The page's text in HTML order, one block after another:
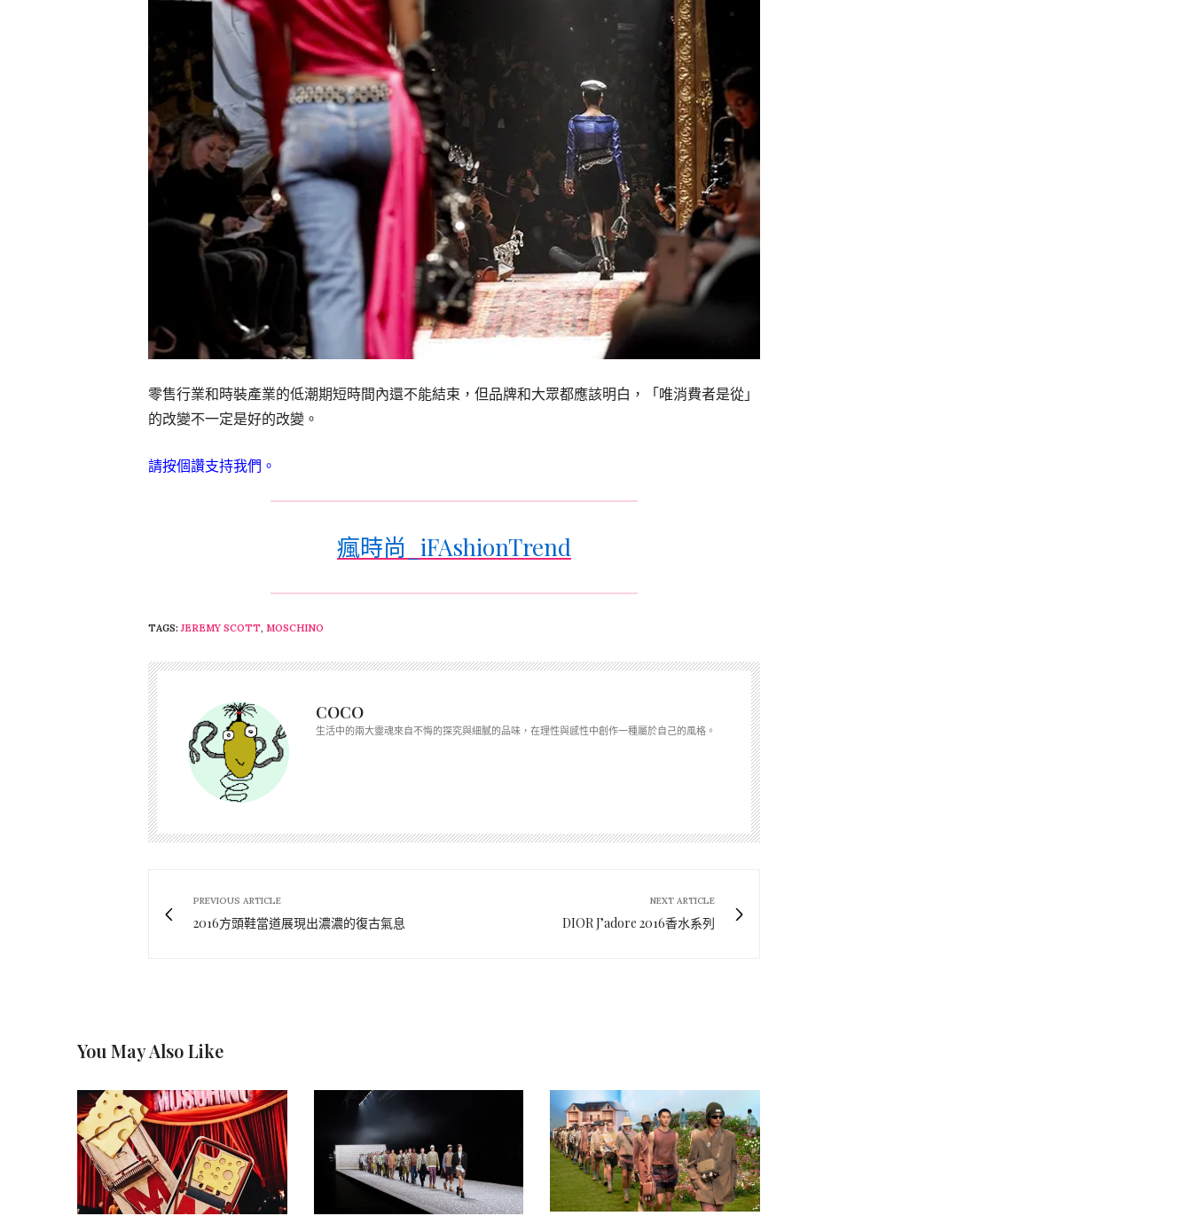
零售行業和時裝產業的低潮期短時間內還不能結束，但品牌和大眾都應該明白，「唯消費者是從」
的改變不一定是好的改變。
請按個讚支持我們。
瘋時尚_iFAshionTrend
TAGS: JEREMY SCOTT, MOSCHINO
COCO
生活中的兩大靈魂來自不悔的探究與細膩的品味，在理性與感性中創作一種屬於自己的風格。
PREVIOUS ARTICLE
2016方頭鞋當道展現出濃濃的復古氣息
NEXT ARTICLE
DIOR J’adore 2016香水系列
You May Also Like